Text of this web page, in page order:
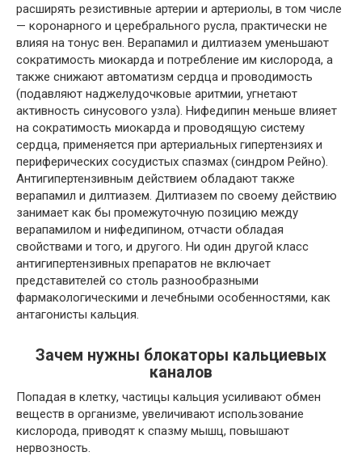
расширять резистивные артерии и артериолы, в том числе
— коронарного и церебрального русла, практически не
влияя на тонус вен. Верапамил и дилтиазем уменьшают
сократимость миокарда и потребление им кислорода, а
также снижают автоматизм сердца и проводимость
(подавляют наджелудочковые аритмии, угнетают
активность синусового узла). Нифедипин меньше влияет
на сократимость миокарда и проводящую систему
сердца, применяется при артериальных гипертензиях и
периферических сосудистых спазмах (синдром Рейно).
Антигипертензивным действием обладают также
верапамил и дилтиазем. Дилтиазем по своему действию
занимает как бы промежуточную позицию между
верапамилом и нифедипином, отчасти обладая
свойствами и того, и другого. Ни один другой класс
антигипертензивных препаратов не включает
представителей со столь разнообразными
фармакологическими и лечебными особенностями, как
антагонисты кальция.
Зачем нужны блокаторы кальциевых
каналов
Попадая в клетку, частицы кальция усиливают обмен
веществ в организме, увеличивают использование
кислорода, приводят к спазму мышц, повышают
нервозность.